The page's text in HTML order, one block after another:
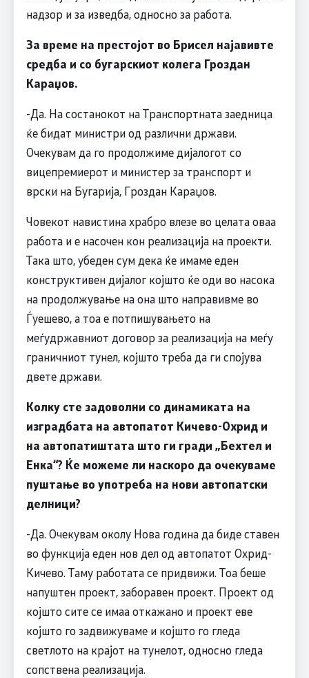
надзор и за изведба, односно за работа.
За време на престојот во Брисел најавивте
средба и со бугарскиот колега Гроздан
Караџов.
-Да. На состанокот на Tранспортната заедница
ќе бидат министри од различни држави.
Очекувам да го продолжиме дијалогот со
вицепремиерот и министер за транспорт и
врски на Бугарија, Гроздан Караџов.
Човекот навистина храбро влезе во целата оваа
работа и е насочен кон реализација на проекти.
Така што, убеден сум дека ќе имаме еден
конструктивен дијалог којшто ќе оди во насока
на продолжување на она што направивме во
Ѓуешево, а тоа е потпишувањето на
меѓудржавниот договор за реализација на меѓу
граничниот тунел, којшто треба да ги спојува
двете држави.
Колку сте задоволни со динамиката на
изградбата на автопатот Кичево-Охрид и
на автопатиштата што ги гради „Бехтел и
Енка“? Ќе можеме ли наскоро да очекуваме
пуштање во употреба на нови автопатски
делници?
-Да. Очекувам околу Нова година да биде ставен
во функција еден нов дел од автопатот Охрид-
Кичево. Таму работата се придвижи. Тоа беше
напуштен проект, заборавен проект. Проект од
којшто сите се имаа откажано и проект еве
којшто го задвижуваме и којшто го гледа
светлото на крајот на тунелот, односно гледа
сопствена реализација.